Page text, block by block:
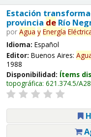
Estación
provincia deRío
por Agua y Energía
Idioma: Español
Editor: Buenos Aires:
1988
Disponibilidad: Ítems
topográfica: 621.374.5/